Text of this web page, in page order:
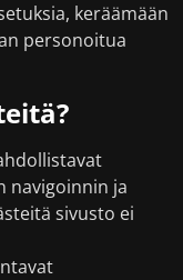
keräämään
personoitua
navigoinnin ja
sivusto ei